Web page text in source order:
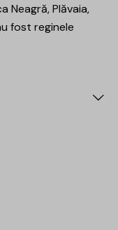
Neagră, Plăvaia,
fost reginele